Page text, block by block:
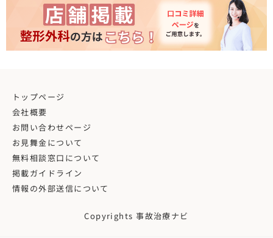
トップページ
会社概要
お問い合わせページ
お見舞金について
無料相談窓口について
掲載ガイドライン
情報の外部送信について
Copyrights 事故治療ナビ